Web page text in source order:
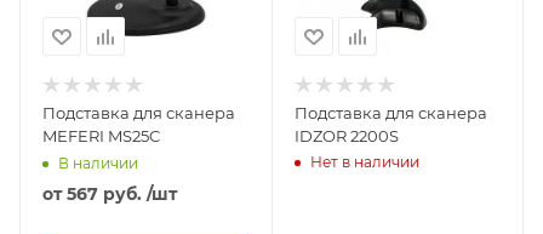
Подставка для сканера
MEFERI MS25C
В наличии
от567 руб. /шт
Подставка для сканера
IDZOR 2200S
Нет в наличии